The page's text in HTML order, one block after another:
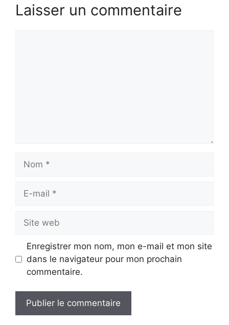
Laisser un commentaire
mail
web
Enregistrer mon nom, mon e-mail et mon site
dans le navigateur pour mon prochain
commentaire.